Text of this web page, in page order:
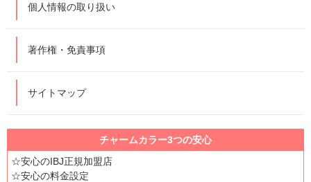
個人情報の取り扱い
著作権・免責事項
サイトマップ
チャームカラー3つの安心
☆安心のIBJ正規加盟店
☆安心の料金設定